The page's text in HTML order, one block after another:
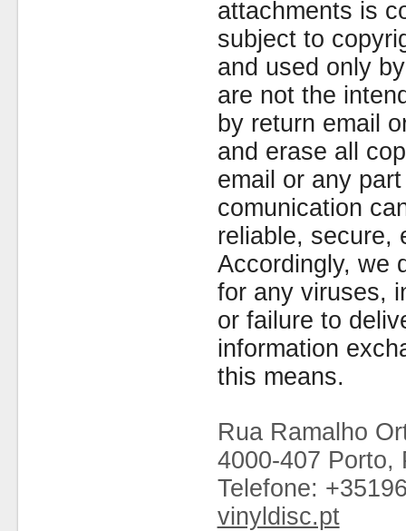
attachments is
subject to
and used only
are not the
by return email
and erase all
email or any
comunication
reliable, secure,
Accordingly, we
for any viruses,
or failure to
information
this means.
Rua Ramalho
4000-407 Porto,
Telefone:
vinyldisc.pt